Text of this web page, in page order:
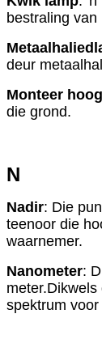
bestraling
deur
Monteer
die grond.
N
Nadir: Die
teenoor die
waarnemer.
Nanometer:
spektrum voor